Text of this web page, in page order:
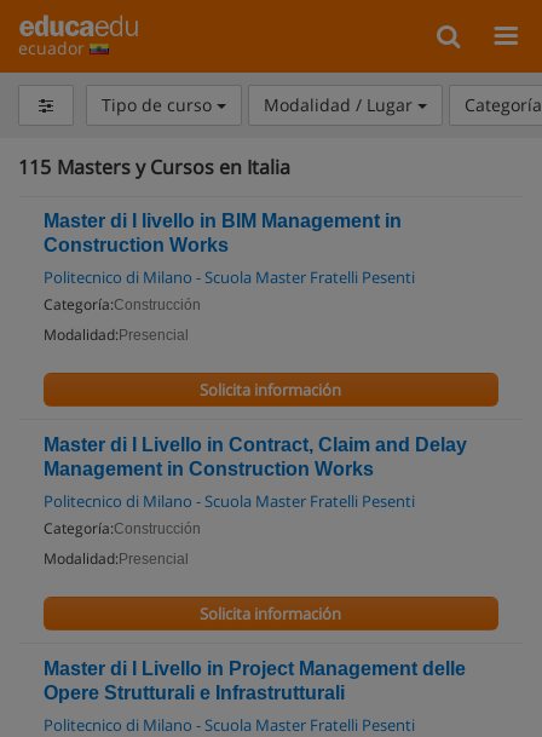
ecuador
Tipo de curso Modalidad / Lugar
115 Masters y Cursos en Italia
Master di I livello in BIM Management in
Construction Works
Politecnico di Milano - Scuola Master Fratelli Pesenti
Categoría:Construcción
Modalidad: Presencial
Solicita información
Master di I Livello in Contract, Claim and Delay
Management in Construction Works
Politecnico di Milano - Scuola Master Fratelli Pesenti
Categoría:Construcción
Modalidad: Presencial
Solicita información
Master di I Livello in Project Management delle
Opere Strutturali e Infrastrutturali
Politecnico di Milano - Scuola Master Fratelli Pesenti